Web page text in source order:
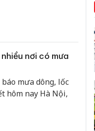
nơi có mưa
mưa dông, lốc
hôm nay Hà Nội,
kinh doanh bán
hàng giả mạo nhãn
Cà Mau: Tiêu hủy
công khai hàng